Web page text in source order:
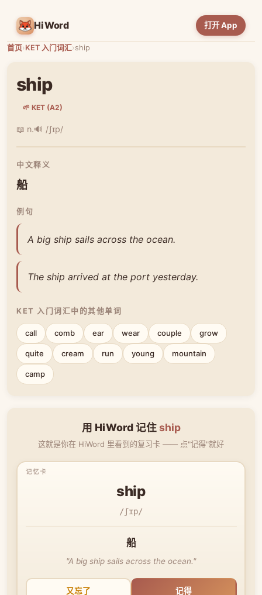
HiWord 打开 App
首页›KET 入门词汇›ship
ship
🌱 KET (A2)
📖 n.🔊 /ʃɪp/
中文释义
船
例句
A big ship sails across the ocean.
The ship arrived at the port yesterday.
KET 入门词汇中的其他单词
call comb ear wear couple grow
quite cream run young mountain
camp
用 HiWord 记住ship
这就是你在 HiWord 里看到的复习卡 —— 点"记得"就好
ship
/ʃɪp/
船
"A big ship sails across the ocean."
又忘了 记得